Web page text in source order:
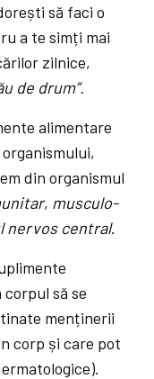
să faci o
a te simți mai
zilnice,
de drum”.
alimentare
din organismul
, musculo-
nervos central.
să se
menținerii
corp și care pot